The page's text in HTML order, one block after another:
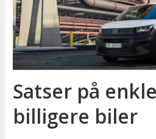
Satser på
billigere biler